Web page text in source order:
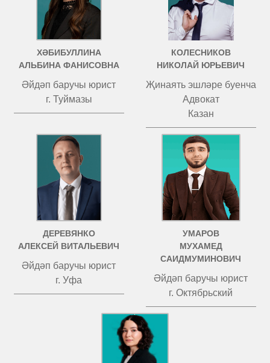
ХӘБИБУЛЛИНА
АЛЬБИНА ФАНИСОВНА
Әйдәп баручы юрист
г. Туймазы
КОЛЕСНИКОВ
НИКОЛАЙ ЮРЬЕВИЧ
Җинаять эшләре буенча
Адвокат
Казан
ДЕРЕВЯНКО
АЛЕКСЕЙ ВИТАЛЬЕВИЧ
Әйдәп баручы юрист
г. Уфа
УМАРОВ
МУХАМЕД
САИДМУМИНОВИЧ
Әйдәп баручы юрист
г. Октябрьский